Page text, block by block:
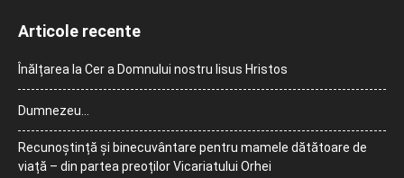
Articole recente
Înălțarea la Cer a Domnului nostru Iisus Hristos
Dumnezeu…
Recunoștință și binecuvântare pentru mamele dătătoare de
viață – din partea preoților Vicariatului Orhei